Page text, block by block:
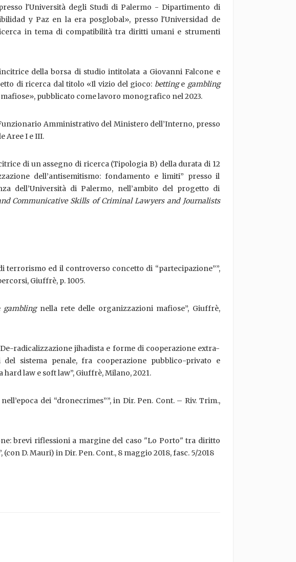
l'Università degli Studi di Palermo - Dipartimento di
y Paz en la era posglobal», presso l'Universidad de
in tema di compatibilità tra diritti umani e strumenti
della borsa di studio intitolata a Giovanni Falcone e
di ricerca dal titolo «Il vizio del gioco: bettinge gambling
pubblicato come lavoro monografico nel 2023.
Amministrativo del Ministero dell’Interno, presso
Aree I e III.
di un assegno di ricerca (Tipologia B) della durata di 12
dell’antisemitismo: fondamento e limiti” presso il
dell’Università di Palermo, nell’ambito del progetto di
Communicative Skills of Criminal Lawyers and Journalists
terrorismo ed il controverso concetto di “partecipazione””,
Giuffrè, p. 1005.
gamblingnella rete delle organizzazioni mafiose”, Giuffrè,
radicalizzazione jihadista e forme di cooperazione extra-
sistema penale, fra cooperazione pubblico-privato e
law e soft law”, Giuffrè, Milano, 2021.
dei “dronecrimes””, in Dir. Pen. Cont. – Riv. Trim.,
brevi riflessioni a margine del caso "Lo Porto" tra diritto
D. Mauri) in Dir. Pen. Cont., 8 maggio 2018, fasc. 5/2018